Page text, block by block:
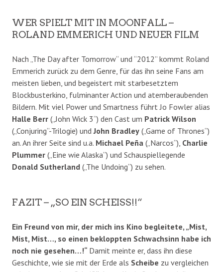
WER SPIELT MIT IN MOONFALL –
ROLAND EMMERICH UND NEUER FILM
Nach „The Day after Tomorrow“ und “2012” kommt Roland
Emmerich zurück zu dem Genre, für das ihn seine Fans am
meisten lieben, und begeistert mit starbesetztem
Blockbusterkino, fulminanter Action und atemberaubenden
Bildern. Mit viel Power und Smartness führt Jo Fowler alias
Halle Berr („John Wick 3“) den Cast um Patrick Wilson
(„Conjuring“-Trilogie) undJohn Bradley („Game of Thrones“)
an. An ihrer Seite sind u.a. Michael Peña („Narcos“), Charlie
Plummer („Eine wie Alaska“) und Schauspiellegende
Donald Sutherland („The Undoing“) zu sehen.
FAZIT – „SO EIN SCHEISS!!“
Ein Freund von mir, der mich ins Kino begleitete, „Mist,
Mist, Mist…, so einen bekloppten Schwachsinn habe ich
noch nie gesehen…!“ Damit meinte er, dass ihn diese
Geschichte, wie sie mit der Erde als Scheibe zu vergleichen